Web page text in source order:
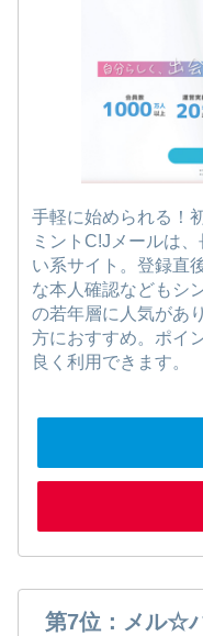
手軽に始められる！
ミントC!Jメールは
い系サイト。登録直
な本人確認などもシ
の若年層に人気があ
方におすすめ。ポイ
良く利用できます。
第7位：メル☆